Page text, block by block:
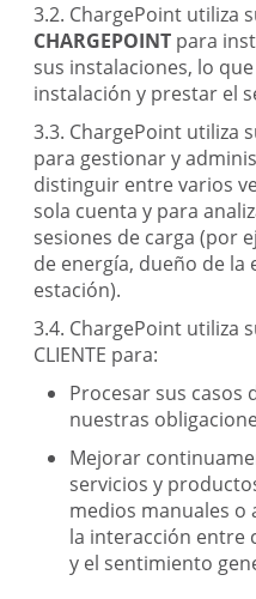
ChargePoint utiliza
CHARGEPOINT para
sus instalaciones, lo
instalación y prestar el
ChargePoint utiliza
para gestionar y
distinguir entre varios
sola cuenta y para
sesiones de carga (por
de energía, dueño de la
estación).
ChargePoint utiliza
CLIENTE para:
Procesar sus casos
nuestras
Mejorar
servicios y
medios manuales o
la interacción entre
y el sentimiento